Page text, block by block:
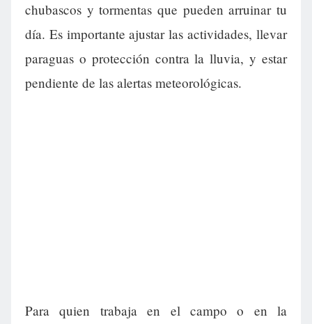
chubascos y tormentas que pueden arruinar tu
día. Es importante ajustar las actividades, llevar
paraguas o protección contra la lluvia, y estar
pendiente de las alertas meteorológicas.
Para quien trabaja en el campo o en la